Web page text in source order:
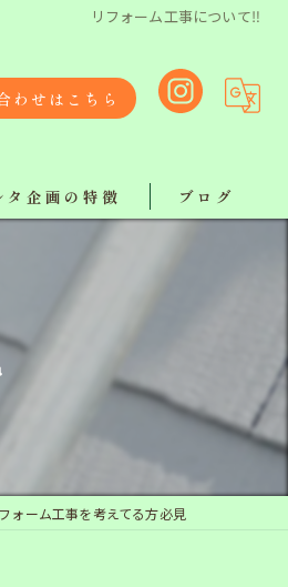
リフォーム工事について‼︎
わせはこちら
タ企画の特徴
施工！ラインでお気軽にご相談
ブログ
ォーム工事を考えてる方必見